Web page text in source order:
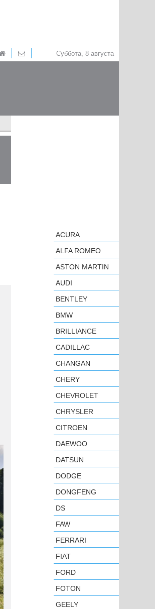
Суббота, 8 августа
ACURA
ALFA ROMEO
ASTON MARTIN
AUDI
BENTLEY
BMW
BRILLIANCE
CADILLAC
CHANGAN
CHERY
CHEVROLET
CHRYSLER
CITROEN
DAEWOO
DATSUN
DODGE
DONGFENG
DS
FAW
FERRARI
FIAT
FORD
FOTON
GEELY